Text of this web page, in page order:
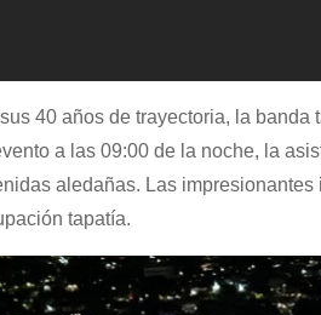
40 años de trayectoria, la banda
a las 09:00 de la noche, la
aledañas. Las
tapatía.